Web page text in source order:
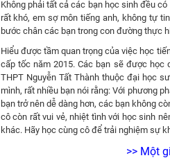
Luyện thi vào lớp 10 môn Toán, Văn, Hóa,
Không phải tất cả các bạn học sinh đều
rất khó, em sợ môn tiếng anh, không tự
bước chân các bạn trong con đường thực
Hiểu được tầm quan trọng của việc học
cấp tốc năm 2015. Các bạn sẽ được học
THPT Nguyễn Tất Thành thuộc đại học
mình, rất nhiều bạn nói rằng: Với phương
bạn trở nên dễ dàng hơn, các bạn không
cô còn rất vui vẻ, nhiệt tình với học sinh
khác. Hãy học cùng cô để trải nghiệm sự
>> Một